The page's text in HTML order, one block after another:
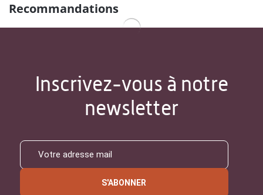
Recommandations
Inscrivez-vous à notre
newsletter
S'ABONNER